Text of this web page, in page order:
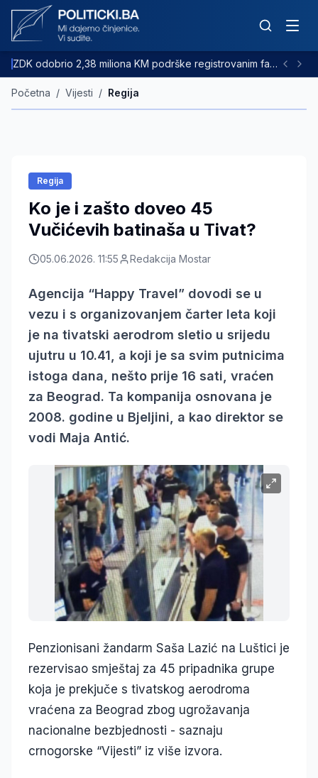
ZDK odobrio 2,38 miliona KM podrške registrovanim farmama goveda
Početna / Vijesti / Regija
Regija
Ko je i zašto doveo 45
Vučićevih batinaša u Tivat?
05.06.2026. 11:55 Redakcija Mostar
Agencija “Happy Travel” dovodi se u
vezu i s organizovanjem čarter leta koji
je na tivatski aerodrom sletio u srijedu
ujutru u 10.41, a koji je sa svim putnicima
istoga dana, nešto prije 16 sati, vraćen
za Beograd. Ta kompanija osnovana je
2008. godine u Bjeljini, a kao direktor se
vodi Maja Antić.
Penzionisani žandarm Saša Lazić na Luštici je
rezervisao smještaj za 45 pripadnika grupe
koja je prekjuče s tivatskog aerodroma
vraćena za Beograd zbog ugrožavanja
nacionalne bezbjednosti - saznaju
crnogorske “Vijesti” iz više izvora.